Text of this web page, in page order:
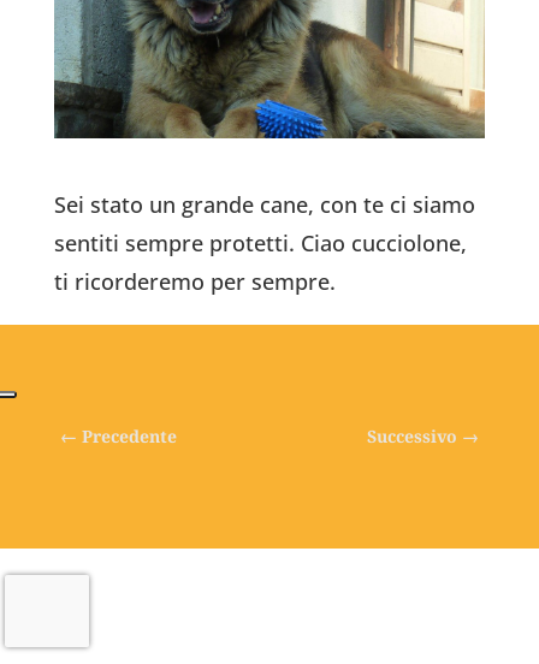
Sei stato un grande cane, con te ci siamo
sentiti sempre protetti. Ciao cucciolone,
ti ricorderemo per sempre.
← Precedente Successivo →